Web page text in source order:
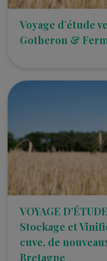
Voyage d’étude
Gotheron &
VOYAGE
Stockage et
cuve, de
Bretagne